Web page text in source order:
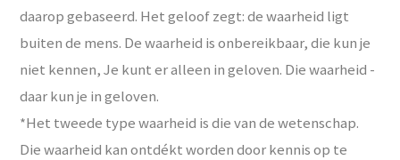
daarop gebaseerd. Het geloof zegt: de waarheid ligt
buiten de mens. De waarheid is onbereikbaar, die kun je
niet kennen, Je kunt er alleen in geloven. Die waarheid -
daar kun je in geloven.
*Het tweede type waarheid is die van de wetenschap.
Die waarheid kan ontdékt worden door kennis op te